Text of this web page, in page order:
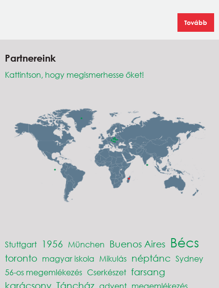
Tovább
Partnereink
Kattintson, hogy megismerhesse őket!
Stuttgart 1956 München Buenos Aires Bécs
toronto magyar iskola Mikulás néptánc Sydney
56-os megemlékezés Cserkészet farsang
karácsony Táncház advent megemlékezés